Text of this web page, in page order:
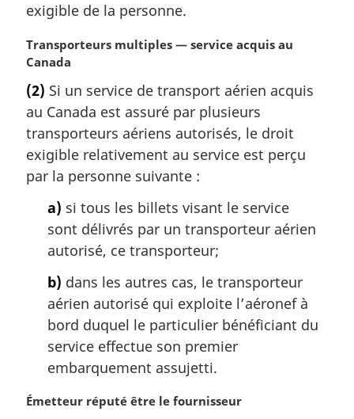
e
:
exigible de la personne.
N
o
e
m
a
r
i
Transporteurs multiples — service acquis au
Canada
(2) Si un service de transport aérien acquis
au Canada est assuré par plusieurs
transporteurs aériens autorisés, le droit
exigible relativement au service est perçu
par la personne suivante :
a) si tous les billets visant le service
sont délivrés par un transporteur aérien
autorisé, ce transporteur;
b) dans les autres cas, le transporteur
aérien autorisé qui exploite l’aéronef à
bord duquel le particulier bénéficiant du
service effectue son premier
embarquement assujetti.
N
Émetteur réputé être le fournisseur